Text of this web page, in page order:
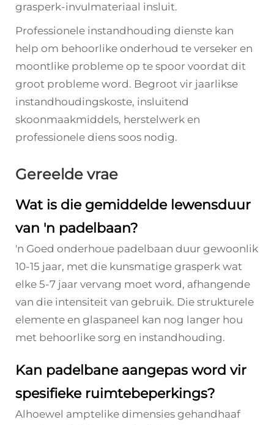
grasperk-invulmateriaal insluit.
Professionele instandhouding dienste kan
help om behoorlike onderhoud te verseker en
moontlike probleme op te spoor voordat dit
groot probleme word. Begroot vir jaarlikse
instandhoudingskoste, insluitend
skoonmaakmiddels, herstelwerk en
professionele diens soos nodig.
Gereelde vrae
Wat is die gemiddelde lewensduur
van 'n padelbaan?
'n Goed onderhoue padelbaan duur gewoonlik
10-15 jaar, met die kunsmatige grasperk wat
elke 5-7 jaar vervang moet word, afhangende
van die intensiteit van gebruik. Die strukturele
elemente en glaspaneel kan nog langer hou
met behoorlike sorg en instandhouding.
Kan padelbane aangepas word vir
spesifieke ruimtebeperkings?
Alhoewel amptelike dimensies gehandhaaf